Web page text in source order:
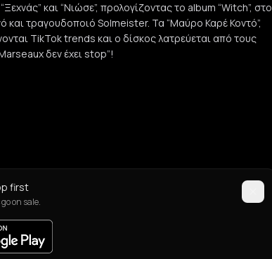
και “Νιώσε”, προλογίζοντας το album “Witch”, στο
και τραγουδοποιό Solmeister. Τα “Μαύρο Καρέ Κοντό”,
TikTok trends και ο δίσκος λατρεύεται από τους
δεν έχει stop”!
first
on sale.